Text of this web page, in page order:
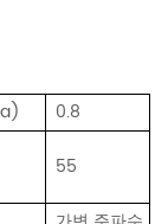
0.8
55